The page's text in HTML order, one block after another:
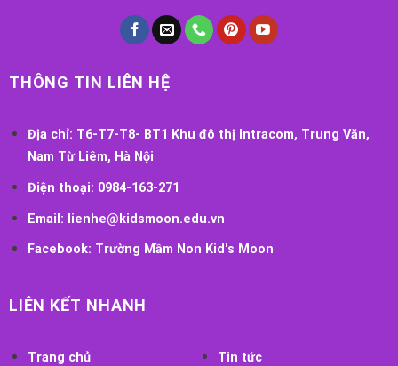
THÔNG TIN LIÊN HỆ
Địa chỉ: T6-T7-T8- BT1 Khu đô thị Intracom, Trung Văn,
Nam Từ Liêm, Hà Nội
Điện thoại: 0984-163-271
Email: lienhe@kidsmoon.edu.vn
Facebook: Trường Mầm Non Kid's Moon
LIÊN KẾT NHANH
Trang chủ Tin tức